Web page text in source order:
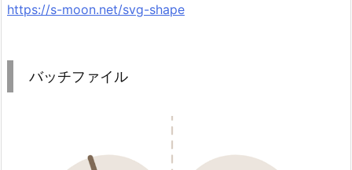
https://s-moon.net/svg-shape
バッチファイル